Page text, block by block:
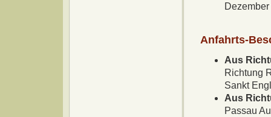
Dezember
Anfahrts-
Aus
Richtung
Sankt
Aus
Passau